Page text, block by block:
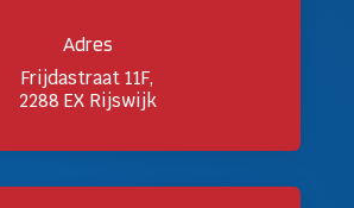
Adres
Frijdastraat 11F,
2288 EX Rijswijk